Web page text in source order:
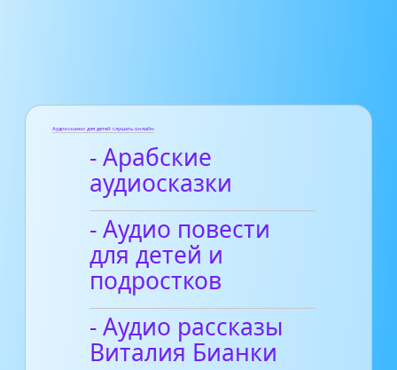
Аудиосказки для детей слушать онлайн
- Арабские
аудиосказки
- Аудио повести
для детей и
подростков
- Аудио рассказы
Виталия Бианки